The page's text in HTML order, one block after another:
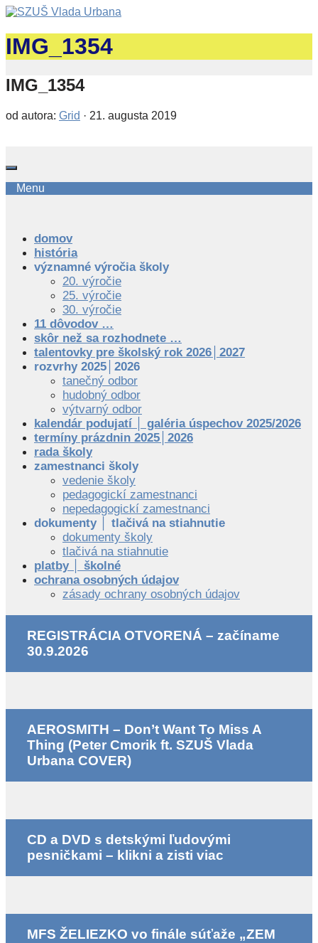
IMG_1354
IMG_1354
od autora: Grid · 21. augusta 2019
Menu
domov
história
významné výročia školy
20. výročie
25. výročie
30. výročie
11 dôvodov …
skôr než sa rozhodnete …
talentovky pre školský rok 2026│2027
rozvrhy 2025│2026
tanečný odbor
hudobný odbor
výtvarný odbor
kalendár podujatí │ galéria úspechov 2025/2026
termíny prázdnin 2025│2026
rada školy
zamestnanci školy
vedenie školy
pedagogickí zamestnanci
nepedagogickí zamestnanci
dokumenty │ tlačivá na stiahnutie
dokumenty školy
tlačivá na stiahnutie
platby │ školné
ochrana osobných údajov
zásady ochrany osobných údajov
REGISTRÁCIA OTVORENÁ – začíname
30.9.2026
AEROSMITH – Don’t Want To Miss A
Thing (Peter Cmorik ft. SZUŠ Vlada
Urbana COVER)
CD a DVD s detskými ľudovými
pesničkami – klikni a zisti viac
MFS ŽELIEZKO vo finále súťaže „ZEM